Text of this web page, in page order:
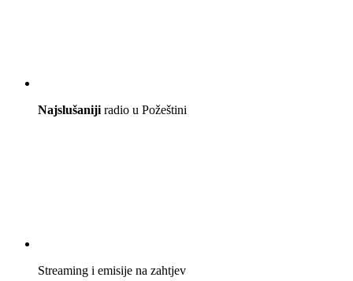
Najslušaniji radio u Požeštini
Streaming i emisije na zahtjev